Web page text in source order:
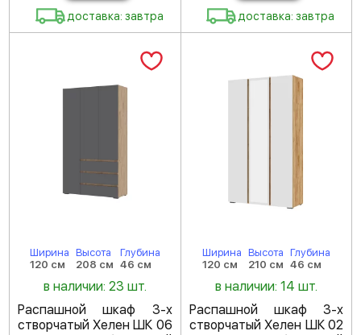
доставка: завтра доставка: завтра
Ширина
120 см
Высота
208 см
Глубина
46 см
в наличии: 23 шт.
Распашной шкаф 3-х
створчатый Хелен ШК 06
Ширина
120 см
Высота
210 см
Глубина
46 см
в наличии: 14 шт.
Распашной шкаф 3-х
створчатый Хелен ШК 02